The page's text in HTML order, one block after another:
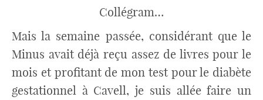
Collégram…
Mais la semaine passée, considérant que le
Minus avait déjà reçu assez de livres pour le
mois et profitant de mon test pour le diabète
gestationnel à Cavell, je suis allée faire un